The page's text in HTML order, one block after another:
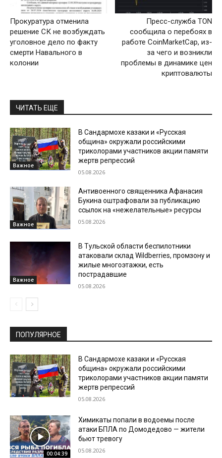
Прокуратура отменила
решение СК не возбуждать
уголовное дело по факту
смерти Навального в
колонии
Пресс-служба TON
сообщила о перебоях в
работе CoinMarketCap, из-
за чего и возникли
проблемы в динамике цен
криптовалюты
ЧИТАТЬ ЕЩЕ
Важное
В Сандармохе казаки и «Русская
община» окружали российскими
триколорами участников акции памяти
жертв репрессий
05.08.2026
Важное
Антивоенного священника Афанасия
Букина оштрафовали за публикацию
ссылок на «нежелательные» ресурсы
05.08.2026
Важное
В Тульской области беспилотники
атаковали склад Wildberries, промзону и
жилые многоэтажки, есть
пострадавшие
05.08.2026
ПОПУЛЯРНОЕ
В Сандармохе казаки и «Русская
община» окружали российскими
триколорами участников акции памяти
жертв репрессий
05.08.2026
00:04:39
Химикаты попали в водоемы после
атаки БПЛА по Домодедово — жители
бьют тревогу
05.08.2026